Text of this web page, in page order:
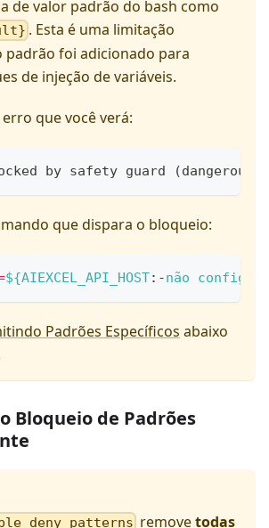
de valor padrão do bash como
. Esta é uma limitação
foi adicionado para
de injeção de variáveis.
que você verá:
by safety guard
que dispara o bloqueio:
${AIEXCEL_API_HOST:-não
Padrões Específicos abaixo
Bloqueio de Padrões
removetodas